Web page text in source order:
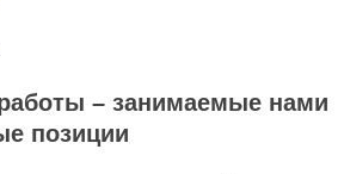
– занимаемые нами
позиции